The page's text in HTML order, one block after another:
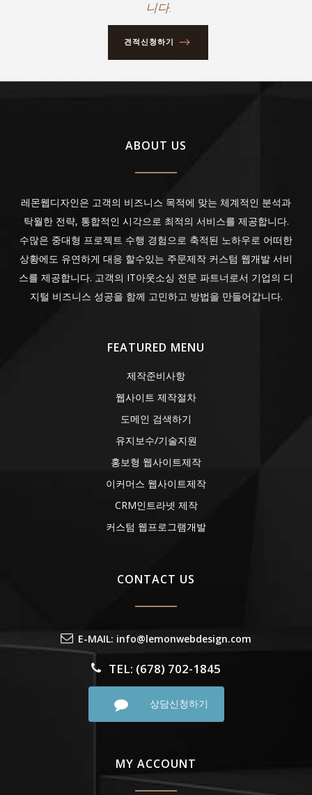
니다.
견적신청하기
ABOUT US
레몬웹디자인은 고객의 비즈니스 목적에 맞는 체계적인 분석과
탁월한 전략, 통합적인 시각으로 최적의 서비스를 제공합니다.
수많은 중대형 프로젝트 수행 경험으로 축적된 노하우로 어떠한
상황에도 유연하게 대응 할수있는 주문제작 커스텀 웹개발 서비
스를 제공합니다. 고객의 IT아웃소싱 전문 파트너로서 기업의 디
지털 비즈니스 성공을 함께 고민하고 방법을 만들어갑니다.
FEATURED MENU
제작준비사항
웹사이트 제작절차
도메인 검색하기
유지보수/기술지원
홍보형 웹사이트제작
이커머스 웹사이트제작
CRM인트라넷 제작
커스텀 웹프로그램개발
CONTACT US
E-MAIL: info@lemonwebdesign.com
TEL: (678) 702-1845
상담신청하기
MY ACCOUNT